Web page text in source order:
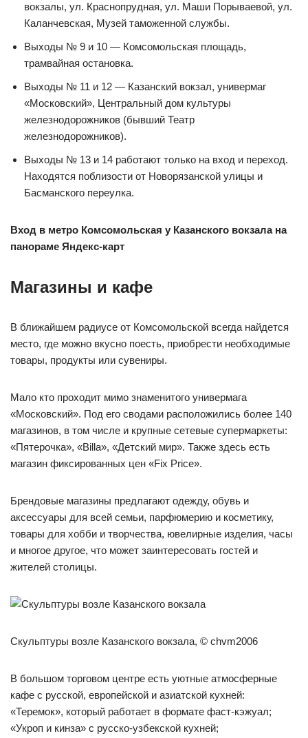
вокзалы, ул. Краснопрудная, ул. Маши Порываевой, ул.
Каланчевская, Музей таможенной службы.
Выходы № 9 и 10 — Комсомольская площадь,
трамвайная остановка.
Выходы № 11 и 12 — Казанский вокзал, универмаг
«Московский», Центральный дом культуры
железнодорожников (бывший Театр
железнодорожников).
Выходы № 13 и 14 работают только на вход и переход.
Находятся поблизости от Новорязанской улицы и
Басманского переулка.
Вход в метро Комсомольская у Казанского вокзала на
панораме Яндекс-карт
Магазины и кафе
В ближайшем радиусе от Комсомольской всегда найдется
место, где можно вкусно поесть, приобрести необходимые
товары, продукты или сувениры.
Мало кто проходит мимо знаменитого универмага
«Московский». Под его сводами расположились более 140
магазинов, в том числе и крупные сетевые супермаркеты:
«Пятерочка», «Billa», «Детский мир». Также здесь есть
магазин фиксированных цен «Fix Price».
Брендовые магазины предлагают одежду, обувь и
аксессуары для всей семьи, парфюмерию и косметику,
товары для хобби и творчества, ювелирные изделия, часы
и многое другое, что может заинтересовать гостей и
жителей столицы.
Скульптуры возле Казанского вокзала, © chvm2006
В большом торговом центре есть уютные атмосферные
кафе с русской, европейской и азиатской кухней:
«Теремок», который работает в формате фаст-кэжуал;
«Укроп и кинза» с русско-узбекской кухней;